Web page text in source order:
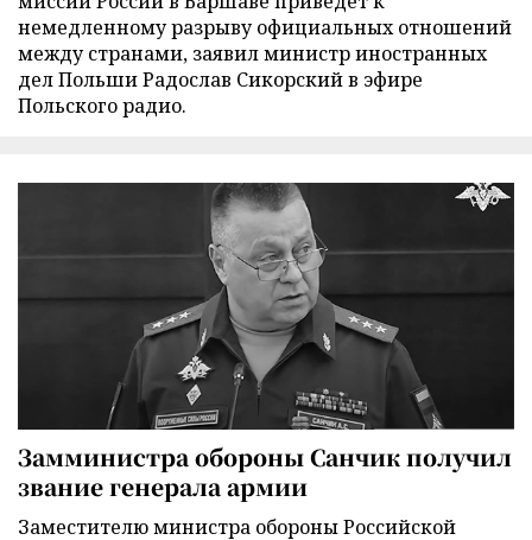
немедленному разрыву официальных отношений
между странами, заявил министр иностранных
дел Польши Радослав Сикорский в эфире
Польского радио.
Замминистра обороны Санчик получил
звание генерала армии
Заместителю министра обороны Российской